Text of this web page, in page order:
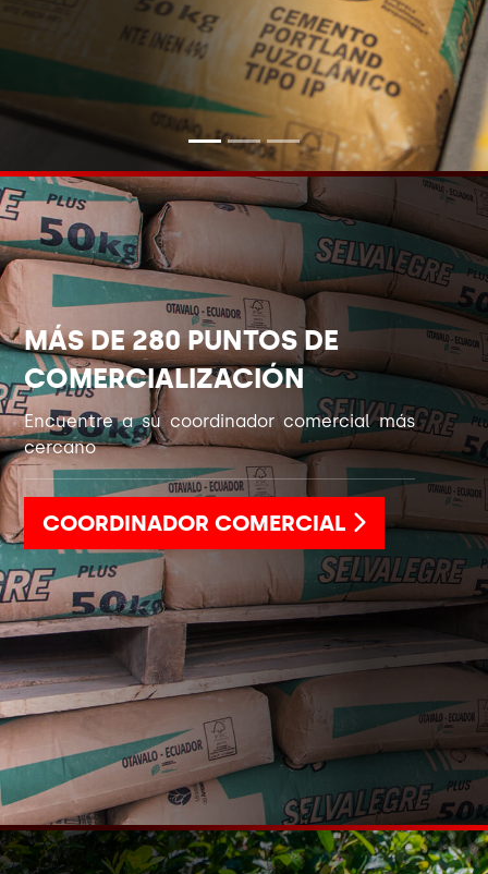
MÁS DE 280 PUNTOS DE
COMERCIALIZACIÓN
Encuentre a su coordinador comercial más
cercano
COORDINADOR COMERCIAL